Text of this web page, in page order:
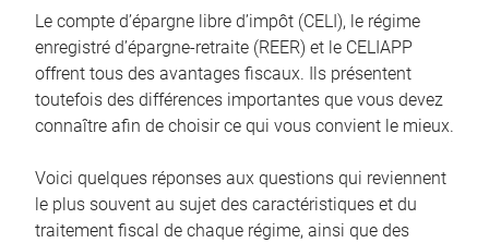
Le compte d’épargne libre d’impôt (CELI), le régime
enregistré d’épargne-retraite (REER) et le CELIAPP
offrent tous des avantages fiscaux. Ils présentent
toutefois des différences importantes que vous devez
connaître afin de choisir ce qui vous convient le mieux.
Voici quelques réponses aux questions qui reviennent
le plus souvent au sujet des caractéristiques et du
traitement fiscal de chaque régime, ainsi que des